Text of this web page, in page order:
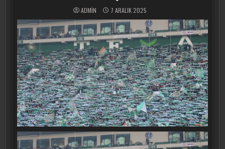
ADMIN 7 ARALIK 2025